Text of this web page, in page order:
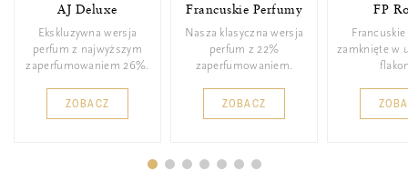
AJ Deluxe
Ekskluzywna wersja
perfum z najwyższym
zaperfumowaniem 26%.
ZOBACZ
Francuskie Perfumy
Nasza klasyczna wersja
perfum z 22%
zaperfumowaniem.
ZOBACZ
FP
zamknięte w